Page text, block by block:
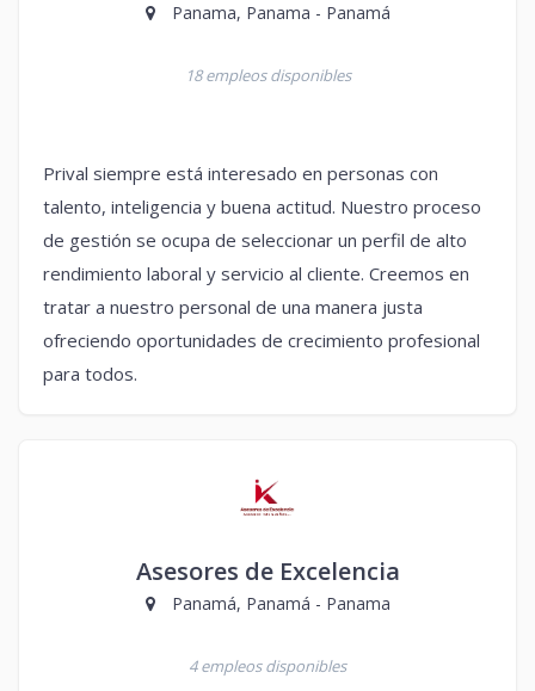
Panama, Panama - Panamá
18 empleos disponibles
Prival siempre está interesado en personas con
talento, inteligencia y buena actitud. Nuestro proceso
de gestión se ocupa de seleccionar un perfil de alto
rendimiento laboral y servicio al cliente. Creemos en
tratar a nuestro personal de una manera justa
ofreciendo oportunidades de crecimiento profesional
para todos.
Asesores de Excelencia
Panamá, Panamá - Panama
4 empleos disponibles